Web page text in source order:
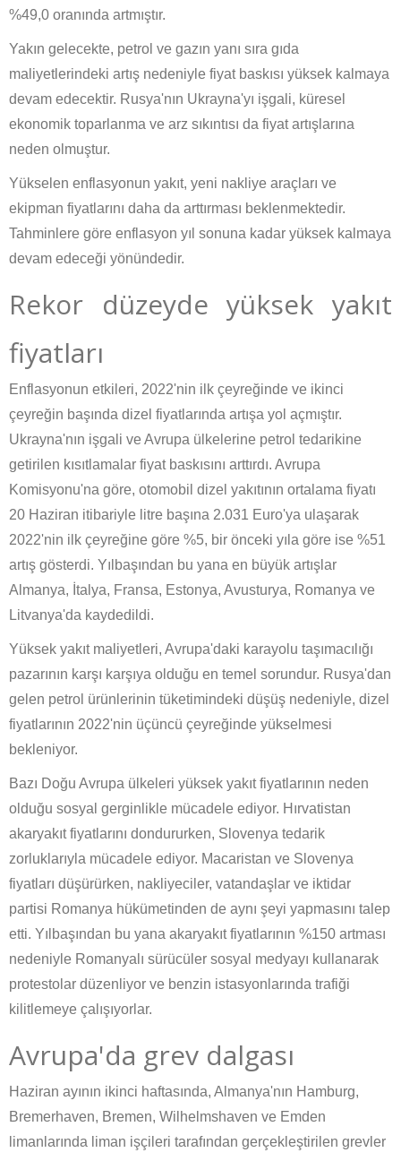
%49,0 oranında artmıştır.
Yakın gelecekte, petrol ve gazın yanı sıra gıda
maliyetlerindeki artış nedeniyle fiyat baskısı yüksek kalmaya
devam edecektir. Rusya'nın Ukrayna'yı işgali, küresel
ekonomik toparlanma ve arz sıkıntısı da fiyat artışlarına
neden olmuştur.
Yükselen enflasyonun yakıt, yeni nakliye araçları ve
ekipman fiyatlarını daha da arttırması beklenmektedir.
Tahminlere göre enflasyon yıl sonuna kadar yüksek kalmaya
devam edeceği yönündedir.
Rekor düzeyde yüksek yakıt
fiyatları
Enflasyonun etkileri, 2022'nin ilk çeyreğinde ve ikinci
çeyreğin başında dizel fiyatlarında artışa yol açmıştır.
Ukrayna'nın işgali ve Avrupa ülkelerine petrol tedarikine
getirilen kısıtlamalar fiyat baskısını arttırdı. Avrupa
Komisyonu'na göre, otomobil dizel yakıtının ortalama fiyatı
20 Haziran itibariyle litre başına 2.031 Euro'ya ulaşarak
2022'nin ilk çeyreğine göre %5, bir önceki yıla göre ise %51
artış gösterdi. Yılbaşından bu yana en büyük artışlar
Almanya, İtalya, Fransa, Estonya, Avusturya, Romanya ve
Litvanya'da kaydedildi.
Yüksek yakıt maliyetleri, Avrupa'daki karayolu taşımacılığı
pazarının karşı karşıya olduğu en temel sorundur. Rusya'dan
gelen petrol ürünlerinin tüketimindeki düşüş nedeniyle, dizel
fiyatlarının 2022'nin üçüncü çeyreğinde yükselmesi
bekleniyor.
Bazı Doğu Avrupa ülkeleri yüksek yakıt fiyatlarının neden
olduğu sosyal gerginlikle mücadele ediyor. Hırvatistan
akaryakıt fiyatlarını dondururken, Slovenya tedarik
zorluklarıyla mücadele ediyor. Macaristan ve Slovenya
fiyatları düşürürken, nakliyeciler, vatandaşlar ve iktidar
partisi Romanya hükümetinden de aynı şeyi yapmasını talep
etti. Yılbaşından bu yana akaryakıt fiyatlarının %150 artması
nedeniyle Romanyalı sürücüler sosyal medyayı kullanarak
protestolar düzenliyor ve benzin istasyonlarında trafiği
kilitlemeye çalışıyorlar.
Avrupa'da grev dalgası
Haziran ayının ikinci haftasında, Almanya'nın Hamburg,
Bremerhaven, Bremen, Wilhelmshaven ve Emden
limanlarında liman işçileri tarafından gerçekleştirilen grevler